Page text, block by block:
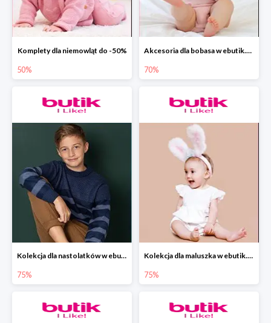
Komplety dla niemowląt do -50%
50%
Akcesoria dla bobasa w ebutik.pl do -70%
70%
Kolekcja dla nastolatków w ebutik.pl do -75%
75%
Kolekcja dla maluszka w ebutik.pl do -75%
75%